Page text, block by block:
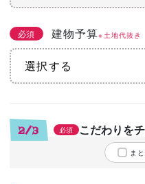
必須 建物予算※土地代抜き
2/3 必須 こだわりを
ま